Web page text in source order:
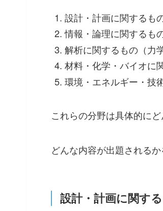
設計・計画に関するも
情報・論理に関するも
解析に関するもの（力
材料・化学・バイオに
環境・エネルギー・技
これらの分野は具体的に
どんな内容が出題される
設計・計画に関す